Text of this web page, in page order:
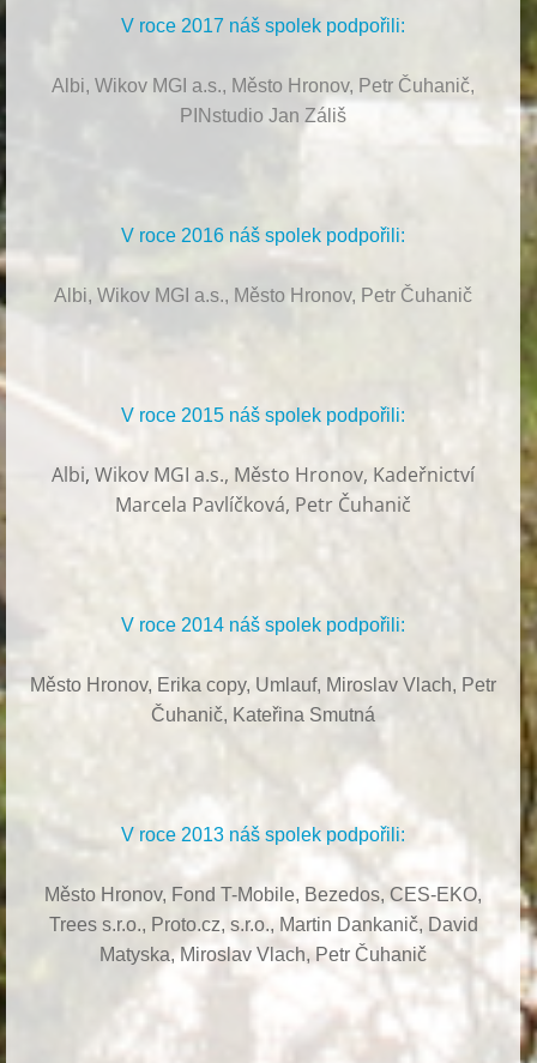
V roce 2017 náš spolek podpořili:
Albi, Wikov MGI a.s., Město Hronov, Petr Čuhanič,
PINstudio Jan Záliš
V roce 2016 náš spolek podpořili:
Albi, Wikov MGI a.s., Město Hronov, Petr Čuhanič
V roce 2015 náš spolek podpořili:
Albi,Wikov MGI a.s., Město Hronov, Kadeřnictví
Marcela Pavlíčková, Petr Čuhanič
V roce 2014 náš spolek podpořili:
Město Hronov, Erika copy, Umlauf, Miroslav Vlach, Petr
Čuhanič, Kateřina Smutná
V roce 2013 náš spolek podpořili:
Město Hronov, Fond T-Mobile, Bezedos, CES-EKO,
Trees s.r.o., Proto.cz, s.r.o., Martin Dankanič, David
Matyska,Miroslav Vlach, Petr Čuhanič